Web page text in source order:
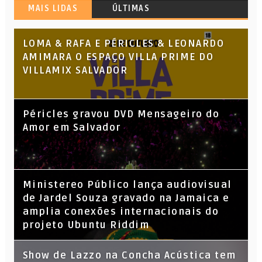
MAIS LIDAS ÚLTIMAS
LOMA & RAFA E PÉRICLES & LEONARDO
AMIMARA O ESPAÇO VILLA PRIME DO
VILLAMIX SALVADOR
Péricles gravou DVD Mensageiro do
Amor em Salvador
​Ministereo Público lança audiovisual
de Jardel Souza gravado na Jamaica e
amplia conexões internacionais do
projeto Ubuntu Riddim
Show de Lazzo na Concha Acústica tem